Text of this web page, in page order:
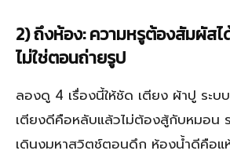
2) ถึงห้อง: ความหรูต้องสัมผัสไ
ไม่ใช่ตอนถ่ายรูป
ลองดู 4 เรื่องนี้ให้ชัด เตียง ผ้าปู ระบ
เตียงดีคือหลับแล้วไม่ต้องสู้กับหมอน
เดินงมหาสวิตช์ตอนดึก ห้องน้ำดีคือแ